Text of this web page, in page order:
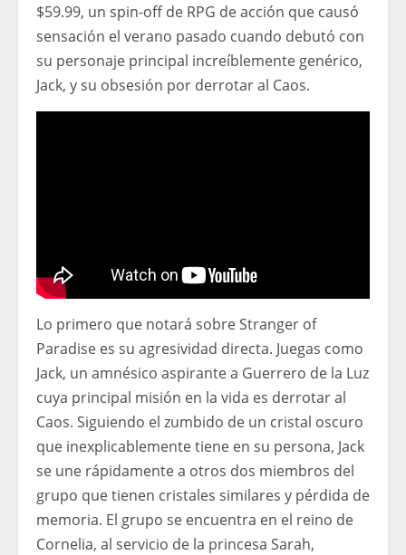
$59.99, un spin-off de RPG de acción que causó
sensación el verano pasado cuando debutó con
su personaje principal increíblemente genérico,
Jack, y su obsesión por derrotar al Caos.
Lo primero que notará sobre Stranger of
Paradise es su agresividad directa. Juegas como
Jack, un amnésico aspirante a Guerrero de la Luz
cuya principal misión en la vida es derrotar al
Caos. Siguiendo el zumbido de un cristal oscuro
que inexplicablemente tiene en su persona, Jack
se une rápidamente a otros dos miembros del
grupo que tienen cristales similares y pérdida de
memoria. El grupo se encuentra en el reino de
Cornelia, al servicio de la princesa Sarah,